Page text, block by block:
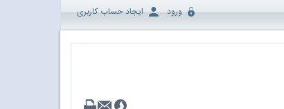
ورود ایجاد حساب کاربری